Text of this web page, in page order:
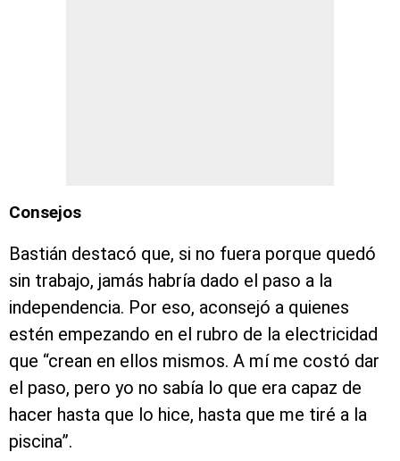
Consejos
Bastián destacó que, si no fuera porque quedó
sin trabajo, jamás habría dado el paso a la
independencia. Por eso, aconsejó a quienes
estén empezando en el rubro de la electricidad
que “crean en ellos mismos. A mí me costó dar
el paso, pero yo no sabía lo que era capaz de
hacer hasta que lo hice, hasta que me tiré a la
piscina”.